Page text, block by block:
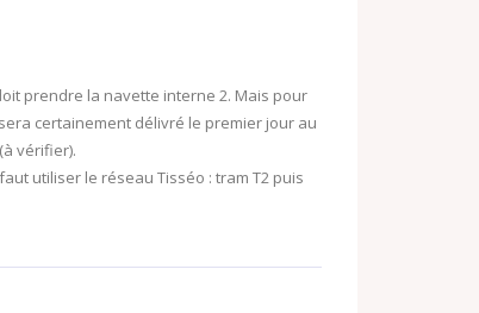
prendre la navette interne 2. Mais pour
certainement délivré le premier jour au
vérifier).
utiliser le réseau Tisséo : tram T2 puis